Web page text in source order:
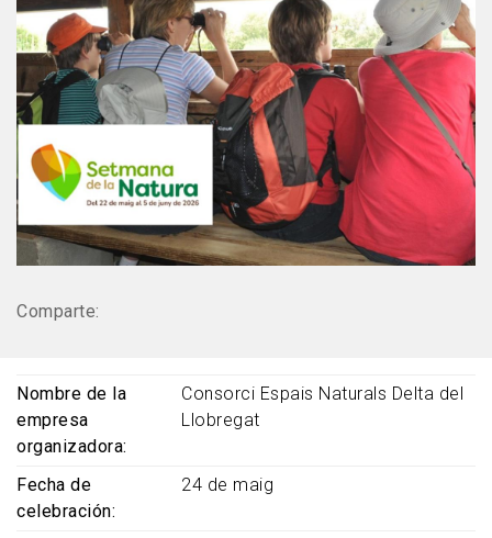
Comparte:
Nombre de la
empresa
organizadora
Consorci Espais Naturals Delta del
Llobregat
Fecha de
celebración
24 de maig